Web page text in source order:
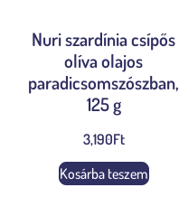
Nuri szardínia csípős
olíva olajos
paradicsomszószban,
125 g
3,190Ft
Kosárba teszem